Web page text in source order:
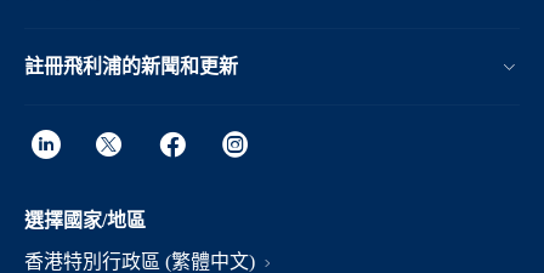
註冊飛利浦的新聞和更新
選擇國家/地區
香港特別行政區 (繁體中文)